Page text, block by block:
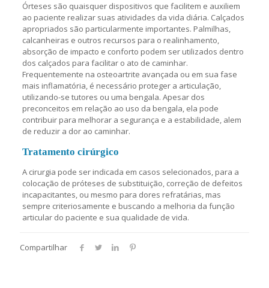
Órteses são quaisquer dispositivos que facilitem e auxiliem
ao paciente realizar suas atividades da vida diária. Calçados
apropriados são particularmente importantes. Palmilhas,
calcanheiras e outros recursos para o realinhamento,
absorção de impacto e conforto podem ser utilizados dentro
dos calçados para facilitar o ato de caminhar.
Frequentemente na osteoartrite avançada ou em sua fase
mais inflamatória, é necessário proteger a articulação,
utilizando-se tutores ou uma bengala. Apesar dos
preconceitos em relação ao uso da bengala, ela pode
contribuir para melhorar a segurança e a estabilidade, alem
de reduzir a dor ao caminhar.
Tratamento cirúrgico
A cirurgia pode ser indicada em casos selecionados, para a
colocação de próteses de substituição, correção de defeitos
incapacitantes, ou mesmo para dores refratárias, mas
sempre criteriosamente e buscando a melhoria da função
articular do paciente e sua qualidade de vida.
Compartilhar